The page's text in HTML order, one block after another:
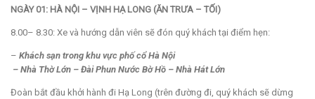
NGÀY 01: HÀ NỘI – VỊNH HẠ LONG (ĂN TRƯA – TỐI)
8.00– 8.30: Xe và hướng dẫn viên sẽ đón quý khách tại điểm hẹn:
– Khách sạn trong khu vực phố cổ Hà Nội
– Nhà Thờ Lớn – Đài Phun Nước Bờ Hồ – Nhà Hát Lớn
Đoàn bắt đầu khởi hành đi Hạ Long (trên đường đi, quý khách sẽ dừng